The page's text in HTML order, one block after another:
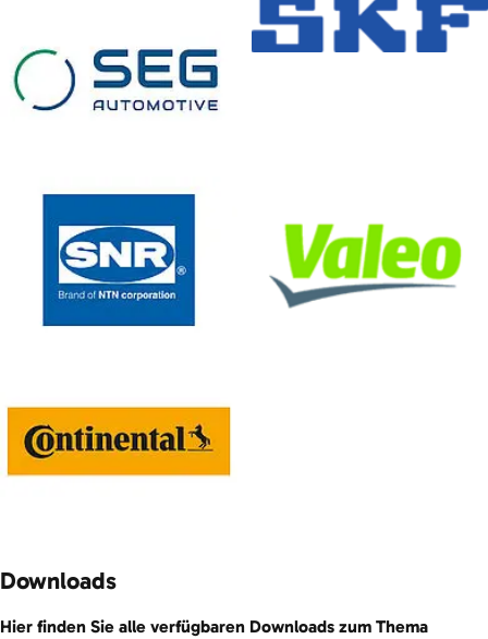
Downloads
Hier finden Sie alle verfügbaren Downloads zum Thema